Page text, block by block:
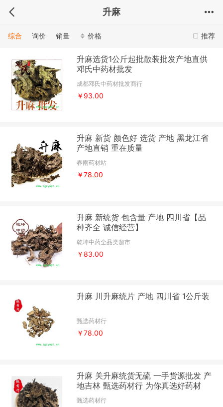
升麻
推荐
综合 询价 销量 价格
升麻选货1公斤起批散装批发产地直供
邓氏中药材批发
成都邓氏中药材批发商行
￥93.00
升麻 新货 颜色好 选货 产地 黑龙江省
产地直销 重在质量
春雨药材站
￥78.00
升麻 新统货 包含量 产地 四川省【品
种齐全 诚信经营】
乾坤中药全品类超市
￥83.00
升麻 川升麻统片 产地 四川省 1公斤装
甄选药材行
￥78.00
升麻 关升麻统货无硫 一手货源批发 产
地吉林 甄选药材行 为你真选好药材
甄选药材行